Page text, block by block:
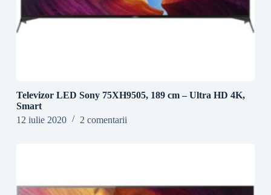
Televizor LED Sony 75XH9505, 189 cm – Ultra HD 4K,
Smart
12 iulie 2020
2 comentarii